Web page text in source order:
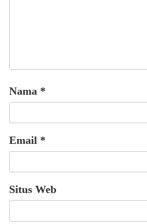
Nama *
Email *
Situs Web